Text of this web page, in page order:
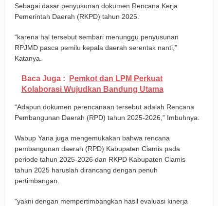
Sebagai dasar penyusunan dokumen Rencana Kerja
Pemerintah Daerah (RKPD) tahun 2025.
“karena hal tersebut sembari menunggu penyusunan
RPJMD pasca pemilu kepala daerah serentak nanti,”
Katanya.
Baca Juga :
Pemkot dan LPM Perkuat
Kolaborasi Wujudkan Bandung Utama
“Adapun dokumen perencanaan tersebut adalah Rencana
Pembangunan Daerah (RPD) tahun 2025-2026,” Imbuhnya.
Wabup Yana juga mengemukakan bahwa rencana
pembangunan daerah (RPD) Kabupaten Ciamis pada
periode tahun 2025-2026 dan RKPD Kabupaten Ciamis
tahun 2025 haruslah dirancang dengan penuh
pertimbangan.
“yakni dengan mempertimbangkan hasil evaluasi kinerja